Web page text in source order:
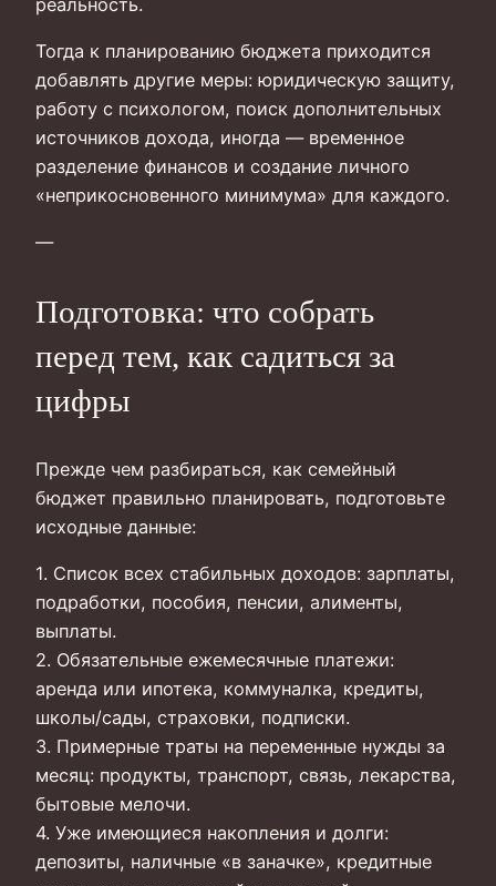
Тогда к планированию бюджета приходится
добавлять другие меры: юридическую защиту,
работу с психологом, поиск дополнительных
источников дохода, иногда — временное
разделение финансов и создание личного
«неприкосновенного минимума» для каждого.
—
Подготовка: что собрать
перед тем, как садиться за
цифры
Прежде чем разбираться, как семейный
бюджет правильно планировать, подготовьте
исходные данные:
1. Список всех стабильных доходов: зарплаты,
подработки, пособия, пенсии, алименты,
выплаты.
2. Обязательные ежемесячные платежи:
аренда или ипотека, коммуналка, кредиты,
школы/сады, страховки, подписки.
3. Примерные траты на переменные нужды за
месяц: продукты, транспорт, связь, лекарства,
бытовые мелочи.
4. Уже имеющиеся накопления и долги:
депозиты, наличные «в заначке», кредитные